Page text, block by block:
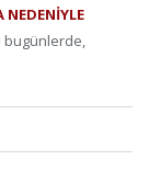
bugünlerde,